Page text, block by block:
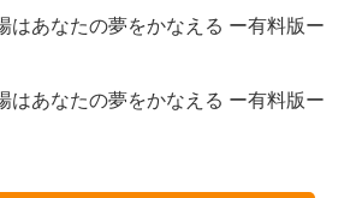
はあなたの夢をかなえる ー有料版ー
はあなたの夢をかなえる ー有料版ー